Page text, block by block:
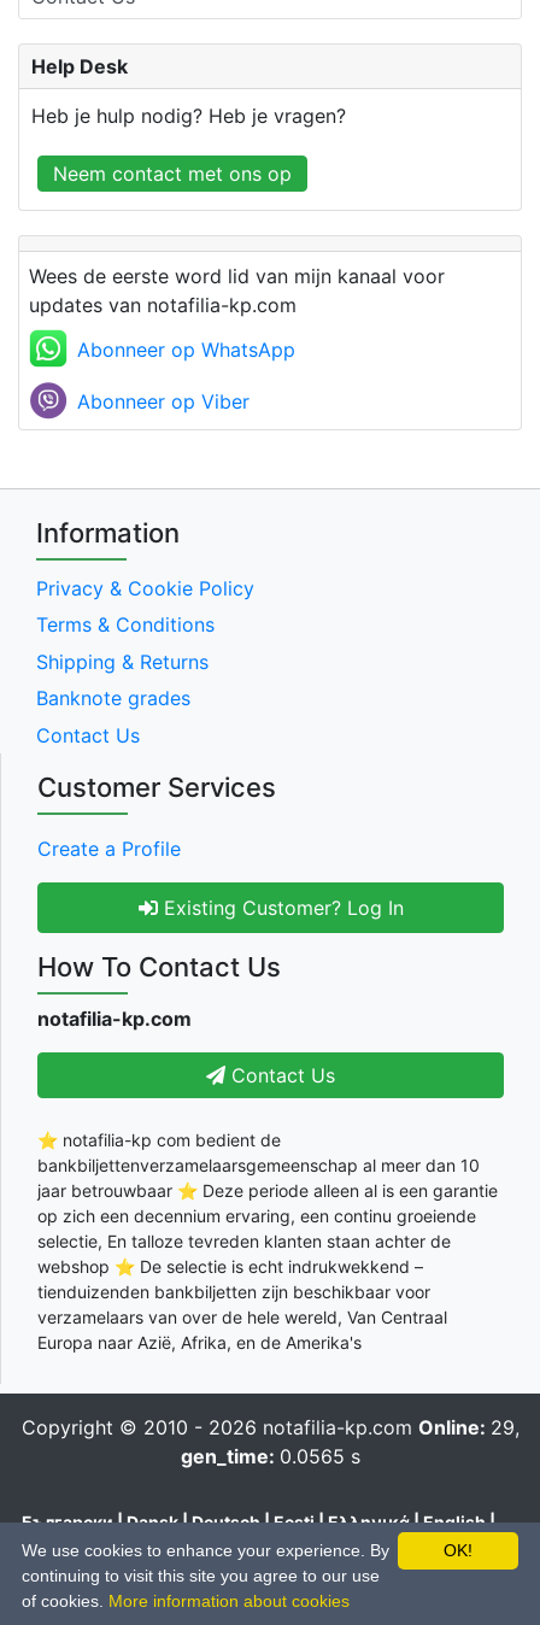
Help Desk
Heb je hulp nodig? Heb je vragen?
Neem contact met ons op
Wees de eerste word lid van mijn kanaal voor
updates van notafilia-kp.com
Abonneer op WhatsApp
Abonneer op Viber
Information
Privacy & Cookie Policy
Terms & Conditions
Shipping & Returns
Banknote grades
Contact Us
Customer Services
Create a Profile
Existing Customer? Log In
How To Contact Us
notafilia-kp.com
Contact Us
⭐ notafilia-kp com bedient de
bankbiljettenverzamelaarsgemeenschap al meer dan 10
jaar betrouwbaar ⭐ Deze periode alleen al is een garantie
op zich een decennium ervaring, een continu groeiende
selectie, En talloze tevreden klanten staan achter de
webshop ⭐ De selectie is echt indrukwekkend –
tienduizenden bankbiljetten zijn beschikbaar voor
verzamelaars van over de hele wereld, Van Centraal
Europa naar Azië, Afrika, en de Amerika's
Copyright © 2010 - 2026 notafilia-kp.com Online: 29,
gen_time: 0.0565 s
Български|Dansk|Deutsch|Eesti|Ελληνικά|English|
Español|Français|Hrvatski|Italiano|Latviešu Lietuvių
Magyar|Nederlands|Polski|Português|Română|Pусский
Slovenčina|Slovenski|Suomi| Svenska
OK!
We use cookies to enhance your experience. By
continuing to visit this site you agree to our use
of cookies. More information about cookies